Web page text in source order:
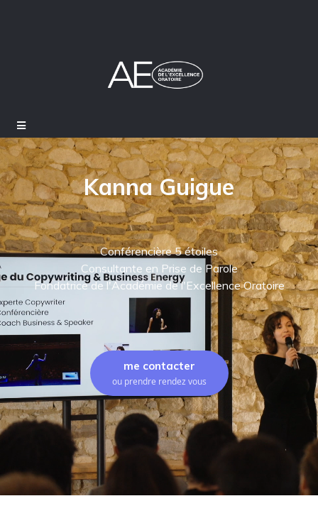
Kanna Guigue
Conférencière 5 étoiles
Consultante en Prise de Parole
Fondatrice de l'Académie de l'Excellence Oratoire
me contacter
ou prendre rendez vous